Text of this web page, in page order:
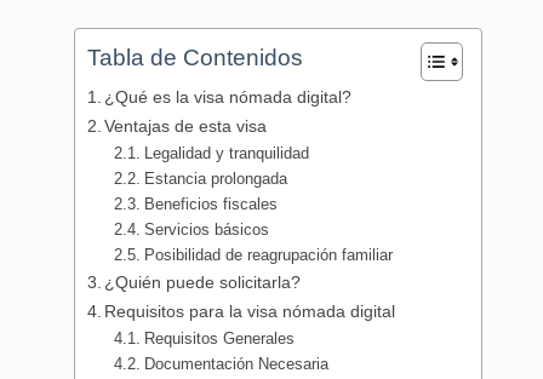
Tabla de Contenidos
¿Qué es la visa nómada digital?
Ventajas de esta visa
Legalidad y tranquilidad
Estancia prolongada
Beneficios fiscales
Servicios básicos
Posibilidad de reagrupación familiar
¿Quién puede solicitarla?
Requisitos para la visa nómada digital
Requisitos Generales
Documentación Necesaria